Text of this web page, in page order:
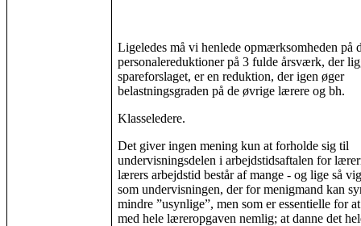
Ligeledes må vi henlede opmærksomheden på
personalereduktioner på 3 fulde årsværk, der
spareforslaget, er en reduktion, der igen øger
belastningsgraden på de øvrige lærere og bh.
Klasseledere.
Det giver ingen mening kun at forholde sig til
undervisningsdelen i arbejdstidsaftalen for
lærers arbejdstid består af mange - og lige så
som undervisningen, der for menigmand kan
mindre ”usynlige”, men som er essentielle for
med hele læreropgaven nemlig; at danne det